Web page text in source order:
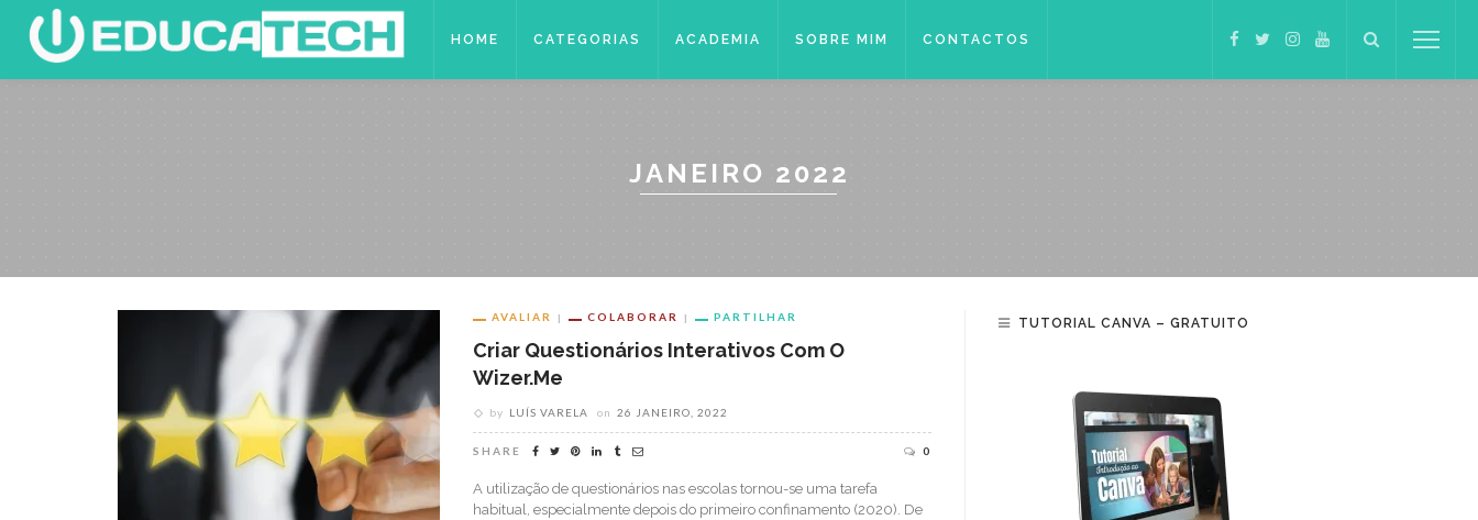
HOME CATEGORIAS ACADEMIA SOBRE MIM CONTACTOS
JANEIRO 2022
AVALIAR COLABORAR PARTILHAR
Criar Questionários Interativos Com O
Wizer.me
by LUÍS VARELA on 26 JANEIRO, 2022
SHARE 0
A utilização de questionários nas escolas tornou-se uma tarefa
habitual, especialmente depois do primeiro confinamento (2020). De
TUTORIAL CANVA – GRATUITO